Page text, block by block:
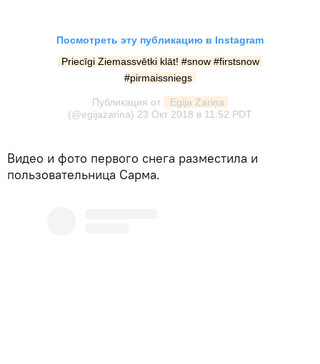
Посмотреть эту публикацию в Instagram
Priecīgi Ziemassvētki klāt! #snow #firstsnow
#pirmaissniegs
Публикация от
Egija Zariņa
(@egijazarina) 23 Окт 2018 в 11:52 PDT
Видео и фото первого снега разместила и
пользовательница Сарма.